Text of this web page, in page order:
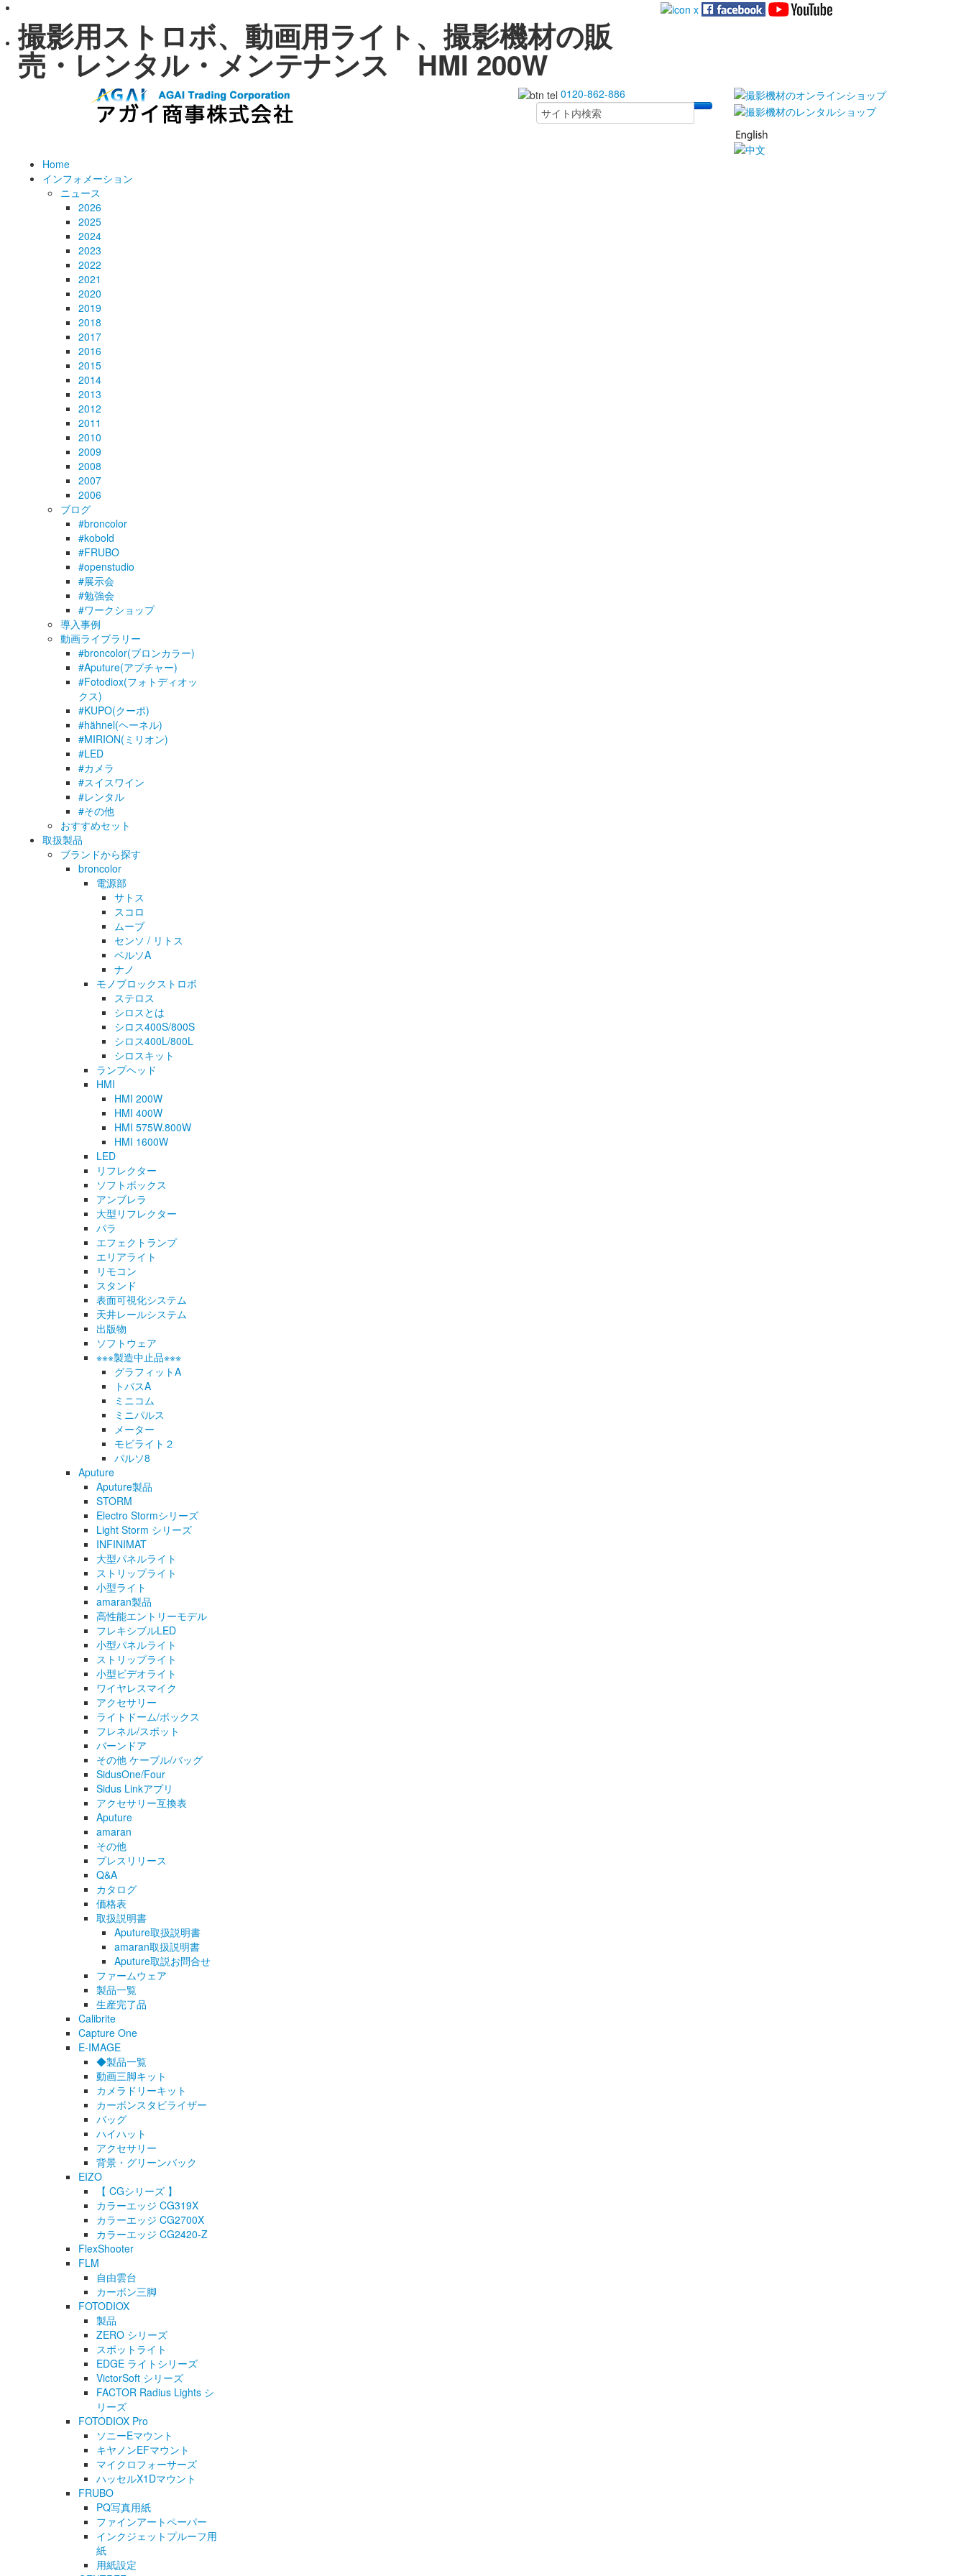
撮影用ストロボ、動画用ライト、撮影機材の販
売・レンタル・メンテナンス HMI 200W
0120-862-886
Home
インフォメーション
ニュース
2026
2025
2024
2023
2022
2021
2020
2019
2018
2017
2016
2015
2014
2013
2012
2011
2010
2009
2008
2007
2006
ブログ
#broncolor
#kobold
#FRUBO
#openstudio
#展示会
#勉強会
#ワークショップ
導入事例
動画ライブラリー
#broncolor(ブロンカラー)
#Aputure(アプチャー)
#Fotodiox(フォトディオッ
クス)
#KUPO(クーポ)
#hähnel(ヘーネル)
#MIRION(ミリオン)
#LED
#カメラ
#スイスワイン
#レンタル
#その他
おすすめセット
取扱製品
ブランドから探す
broncolor
電源部
サトス
スコロ
ムーブ
センソ / リトス
ベルソA
ナノ
モノブロックストロボ
ステロス
シロスとは
シロス400S/800S
シロス400L/800L
シロスキット
ランプヘッド
HMI
HMI 200W
HMI 400W
HMI 575W.800W
HMI 1600W
LED
リフレクター
ソフトボックス
アンブレラ
大型リフレクター
パラ
エフェクトランプ
エリアライト
リモコン
スタンド
表面可視化システム
天井レールシステム
出版物
ソフトウェア
※※※製造中止品※※※
グラフィットA
トパスA
ミニコム
ミニパルス
メーター
モビライト２
パルソ8
Aputure
Aputure製品
STORM
Electro Stormシリーズ
Light Storm シリーズ
INFINIMAT
大型パネルライト
ストリップライト
小型ライト
amaran製品
高性能エントリーモデル
フレキシブルLED
小型パネルライト
ストリップライト
小型ビデオライト
ワイヤレスマイク
アクセサリー
ライトドーム/ボックス
フレネル/スポット
バーンドア
その他 ケーブル/バッグ
SidusOne/Four
Sidus Linkアプリ
アクセサリー互換表
Aputure
amaran
その他
プレスリリース
Q&A
カタログ
価格表
取扱説明書
Aputure取扱説明書
amaran取扱説明書
Aputure取説お問合せ
ファームウェア
製品一覧
生産完了品
Calibrite
Capture One
E-IMAGE
◆製品一覧
動画三脚キット
カメラドリーキット
カーボンスタビライザー
バッグ
ハイハット
アクセサリー
背景・グリーンバック
EIZO
【 CGシリーズ 】
カラーエッジ CG319X
カラーエッジ CG2700X
カラーエッジ CG2420-Z
FlexShooter
FLM
自由雲台
カーボン三脚
FOTODIOX
製品
ZERO シリーズ
スポットライト
EDGE ライトシリーズ
VictorSoft シリーズ
FACTOR Radius Lights シ
リーズ
FOTODIOX Pro
ソニーEマウント
キヤノンEFマウント
マイクロフォーサーズ
ハッセルX1Dマウント
FRUBO
PQ写真用紙
ファインアートペーパー
インクジェットプルーフ用
紙
用紙設定